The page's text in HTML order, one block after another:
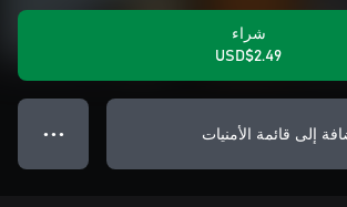
شراء
USD$2.49
إلى قائمة الأمنيات ● ● ●